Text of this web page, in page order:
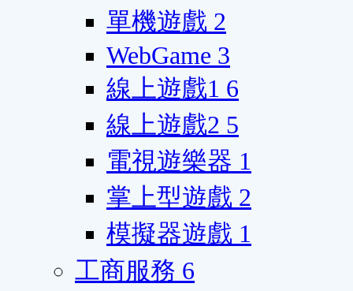
單機遊戲 2
WebGame 3
線上遊戲1 6
線上遊戲2 5
電視遊樂器 1
掌上型遊戲 2
模擬器遊戲 1
工商服務 6